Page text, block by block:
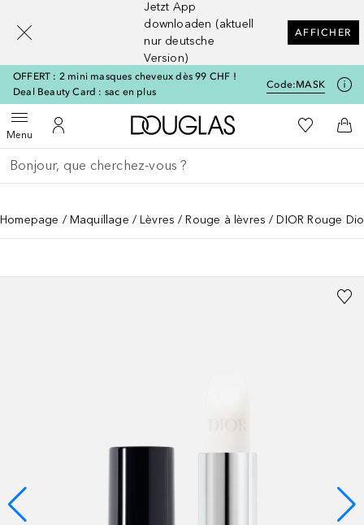
Jetzt App
downloaden (aktuell
nur deutsche
Version)
AFFICHER
OFFERT : 2 mini masques cheveux dès 99 CHF !
Deal Beauty Card : sac en plus
Code:MASK
MenuOuvrir le menuVers Mon Compte
Vers l'accueil Douglas
Vers Ma
Retourner
Exécuter la recherche
Homepage Maquillage Lèvres Rouge à lèvres DIOR Rouge
[navigation.slideout.screenreader]